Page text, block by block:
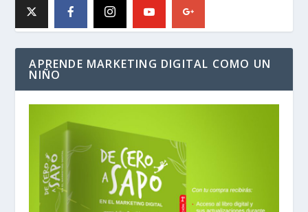
APRENDE MARKETING DIGITAL COMO UN
NIÑO